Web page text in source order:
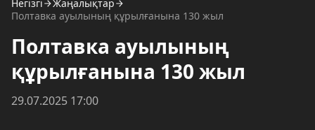
Негізгі
Жаңалықтар
Полтавка ауылының құрылғанына 130 жыл
Полтавка ауылының
құрылғанына 130 жыл
29.07.2025 17:00